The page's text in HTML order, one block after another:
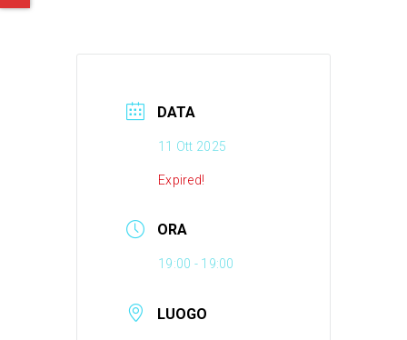
DATA
11 Ott 2025
Expired!
ORA
19:00 - 19:00
LUOGO